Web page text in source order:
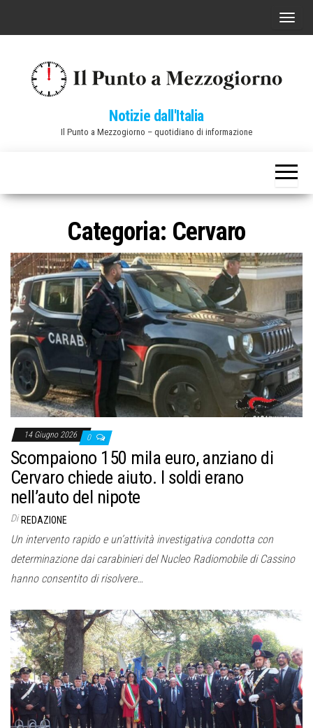
C
a
v
a
z
i
o
n
e
Notizie dall'Italia
Il Punto a Mezzogiorno – quotidiano di informazione
Categoria: Cervaro
14 Giugno 2026 0
Scompaiono 150 mila euro, anziano di
Cervaro chiede aiuto. I soldi erano
nell’auto del nipote
Di REDAZIONE
Un intervento rapido e un’attività investigativa condotta con
determinazione dai carabinieri del Nucleo Radiomobile di Cassino
hanno consentito di risolvere…